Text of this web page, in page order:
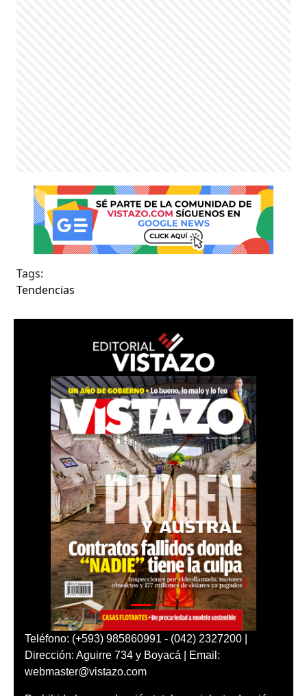
Tags:
Tendencias
Teléfono: (+593) 985860991 - (042) 2327200 |
Dirección: Aguirre 734 y Boyacá | Email:
webmaster@vistazo.com